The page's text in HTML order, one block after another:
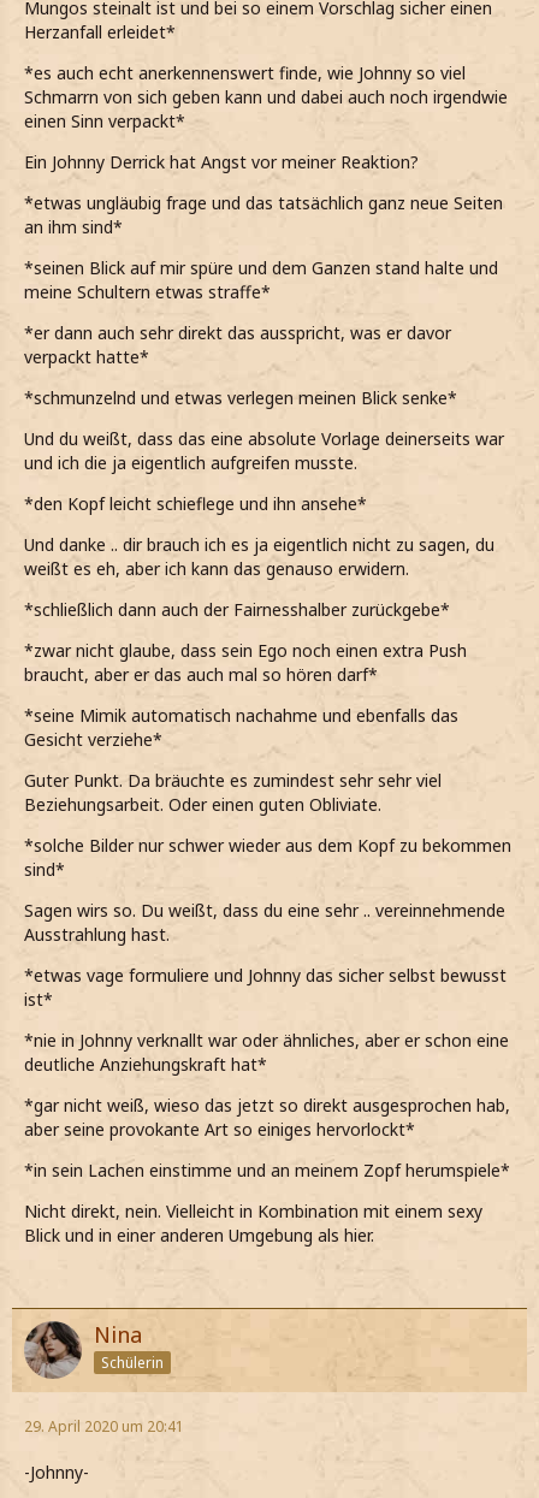
Mungos steinalt ist und bei so einem Vorschlag sicher einen
Herzanfall erleidet*
*es auch echt anerkennenswert finde, wie Johnny so viel
Schmarrn von sich geben kann und dabei auch noch irgendwie
einen Sinn verpackt*
Ein Johnny Derrick hat Angst vor meiner Reaktion?
*etwas ungläubig frage und das tatsächlich ganz neue Seiten
an ihm sind*
*seinen Blick auf mir spüre und dem Ganzen stand halte und
meine Schultern etwas straffe*
*er dann auch sehr direkt das ausspricht, was er davor
verpackt hatte*
*schmunzelnd und etwas verlegen meinen Blick senke*
Und du weißt, dass das eine absolute Vorlage deinerseits war
und ich die ja eigentlich aufgreifen musste.
*den Kopf leicht schieflege und ihn ansehe*
Und danke .. dir brauch ich es ja eigentlich nicht zu sagen, du
weißt es eh, aber ich kann das genauso erwidern.
*schließlich dann auch der Fairnesshalber zurückgebe*
*zwar nicht glaube, dass sein Ego noch einen extra Push
braucht, aber er das auch mal so hören darf*
*seine Mimik automatisch nachahme und ebenfalls das
Gesicht verziehe*
Guter Punkt. Da bräuchte es zumindest sehr sehr viel
Beziehungsarbeit. Oder einen guten Obliviate.
*solche Bilder nur schwer wieder aus dem Kopf zu bekommen
sind*
Sagen wirs so. Du weißt, dass du eine sehr .. vereinnehmende
Ausstrahlung hast.
*etwas vage formuliere und Johnny das sicher selbst bewusst
ist*
*nie in Johnny verknallt war oder ähnliches, aber er schon eine
deutliche Anziehungskraft hat*
*gar nicht weiß, wieso das jetzt so direkt ausgesprochen hab,
aber seine provokante Art so einiges hervorlockt*
*in sein Lachen einstimme und an meinem Zopf herumspiele*
Nicht direkt, nein. Vielleicht in Kombination mit einem sexy
Blick und in einer anderen Umgebung als hier.
Nina
Schülerin
29. April 2020 um 20:41
-Johnny-